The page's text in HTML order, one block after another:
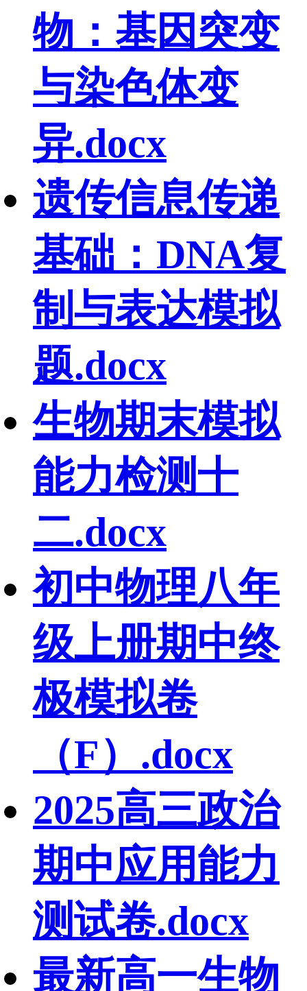
物：基因突变
与染色体变
异.docx
遗传信息传递
基础：DNA复
制与表达模拟
题.docx
生物期末模拟
能力检测十
二.docx
初中物理八年
级上册期中终
极模拟卷
（F）.docx
2025高三政治
期中应用能力
测试卷.docx
最新高一生物